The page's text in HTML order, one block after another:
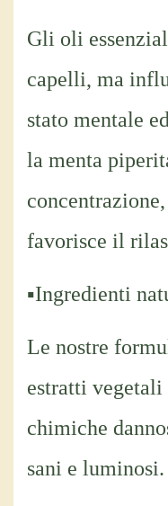
Gli oli
capelli, ma
stato mentale
la menta
favorisce il
▪Ingredienti
Le nostre
estratti vegetali
chimiche
sani e luminosi.